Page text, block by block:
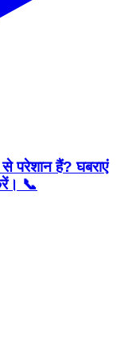
परेशान हैं? घबराएं
📞